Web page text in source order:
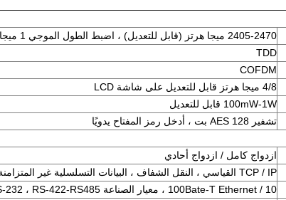
2405-2470 ميجا هرتز (قابل للتعديل) ، اضبط الطول الموجي 1 ميجا هرتز على شاشة LCD
TDD
COFDM
4/8 ميجا هرتز قابل للتعديل على شاشة LCD
100mW-1W قابل للتعديل
تشفير AES 128 بت ، أدخل رمز المفتاح يدويًا
ازدواج كامل / ازدواج أحادي
TCP / IP القياسي ، النقل الشفاف ، البيانات التسلسلية غير المتزامنة
10 / 100Bate-T Ethernet ، معيار الصناعة RS-232 ، RS-422-RS485